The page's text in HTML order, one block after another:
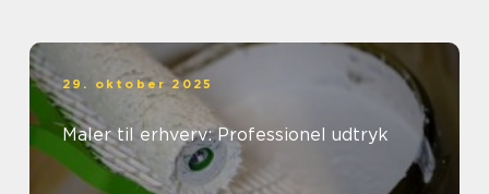
29. oktober 2025
Maler til erhverv: Professionel udtryk